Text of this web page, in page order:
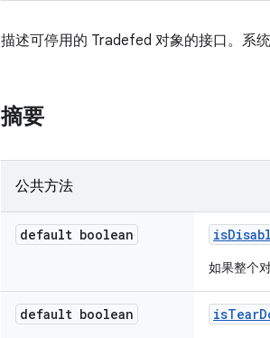
描述可停用的 Tradefed 对象的接口。系
摘要
公共方法
default boolean is
如果整个
default boolean isTear